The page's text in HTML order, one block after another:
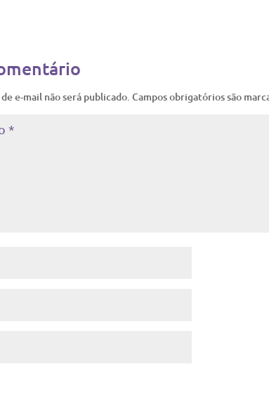
e-mail não será publicado. Campos obrigatórios são